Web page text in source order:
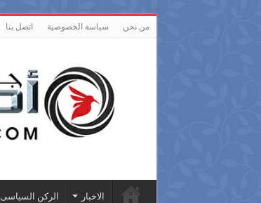
من نحن سياسة الخصوصية اتصل بنا
الاخبار الركن السياسى